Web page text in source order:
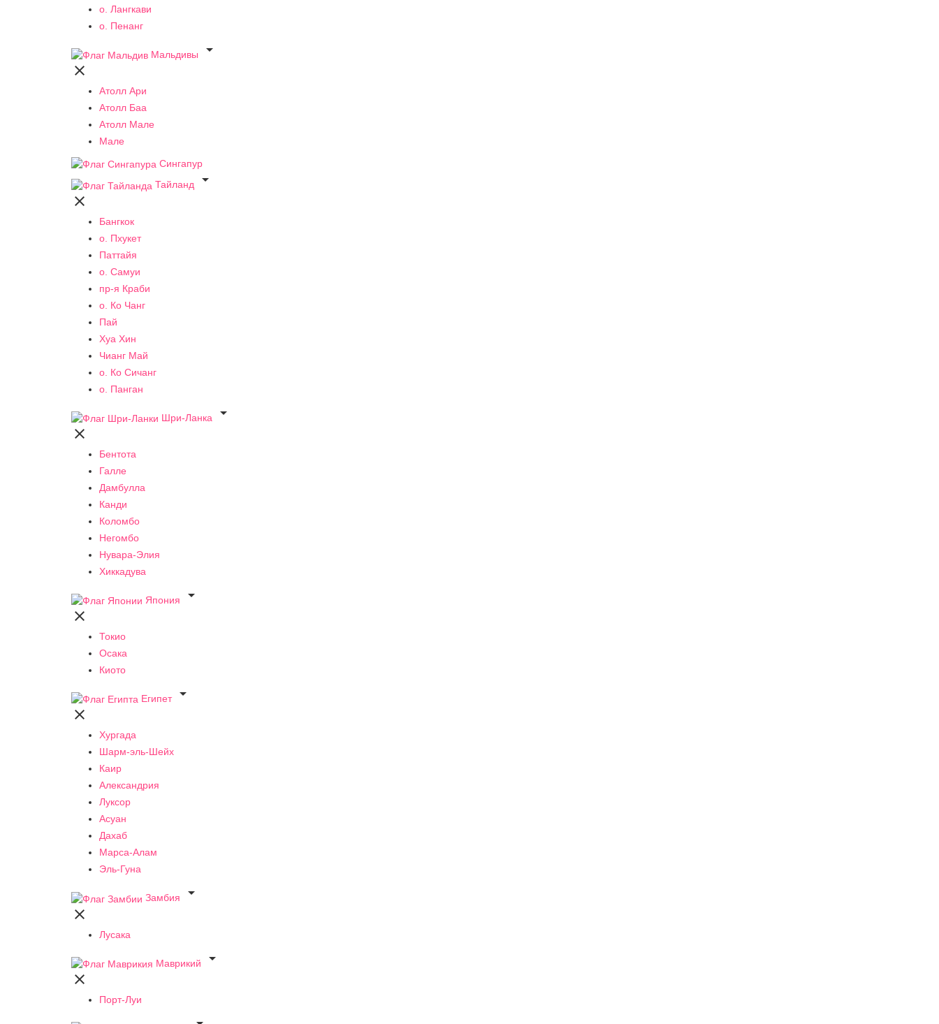
о. Лангкави
о. Пенанг
Мальдивы


Атолл Ари
Атолл Баа
Атолл Мале
Мале
Сингапур
Тайланд


Бангкок
о. Пхукет
Паттайя
о. Самуи
пр-я Краби
о. Ко Чанг
Пай
Хуа Хин
Чианг Май
о. Ко Сичанг
о. Панган
Шри-Ланка


Бентота
Галле
Дамбулла
Канди
Коломбо
Негомбо
Нувара-Элия
Хиккадува
Япония


Токио
Осака
Киото
Египет


Хургада
Шарм-эль-Шейх
Каир
Александрия
Луксор
Асуан
Дахаб
Марса-Алам
Эль-Гуна
Замбия


Лусака
Маврикий


Порт-Луи